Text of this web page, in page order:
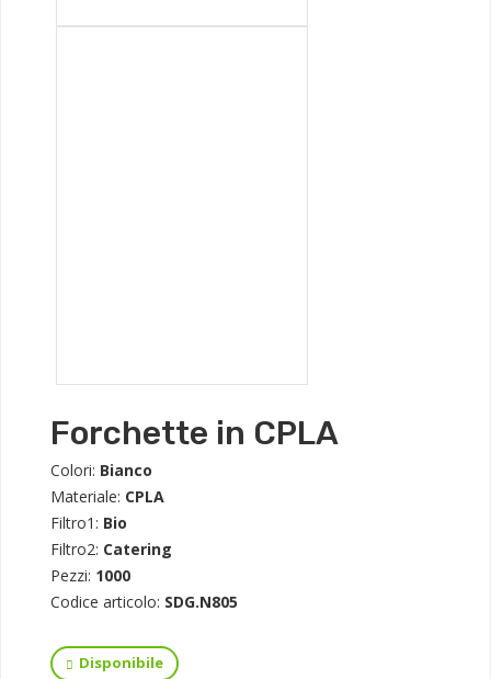
Forchette in CPLA
Colori: Bianco
Materiale: CPLA
Filtro1: Bio
Filtro2: Catering
Pezzi: 1000
Codice articolo: SDG.N805
Disponibile